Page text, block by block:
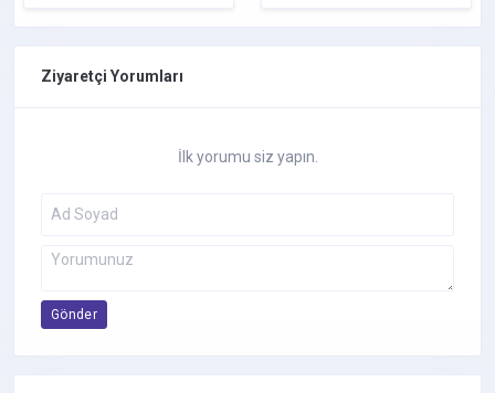
Ziyaretçi Yorumları
İlk yorumu siz yapın.
Gönder